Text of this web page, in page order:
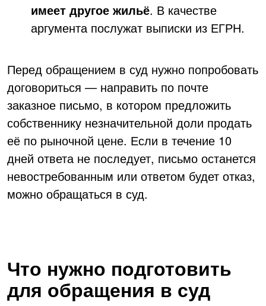
имеет другое жильё. В качестве
аргумента послужат выписки из ЕГРН.
Перед обращением в суд нужно попробовать
договориться — направить по почте
заказное письмо, в котором предложить
собственнику незначительной доли продать
её по рыночной цене. Если в течение 10
дней ответа не последует, письмо останется
невостребованным или ответом будет отказ,
можно обращаться в суд.
Что нужно подготовить
для обращения в суд